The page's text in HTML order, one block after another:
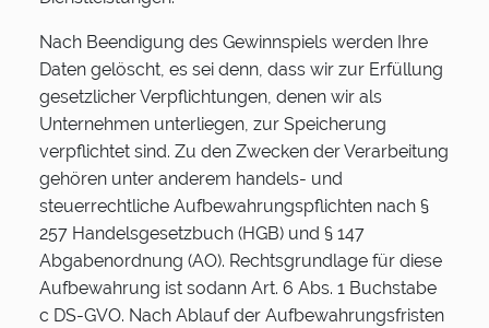
Nach Beendigung des Gewinnspiels werden Ihre
Daten gelöscht, es sei denn, dass wir zur Erfüllung
gesetzlicher Verpflichtungen, denen wir als
Unternehmen unterliegen, zur Speicherung
verpflichtet sind. Zu den Zwecken der Verarbeitung
gehören unter anderem handels- und
steuerrechtliche Aufbewahrungspflichten nach §
257 Handelsgesetzbuch (HGB) und § 147
Abgabenordnung (AO). Rechtsgrundlage für diese
Aufbewahrung ist sodann Art. 6 Abs. 1 Buchstabe
c DS-GVO. Nach Ablauf der Aufbewahrungsfristen